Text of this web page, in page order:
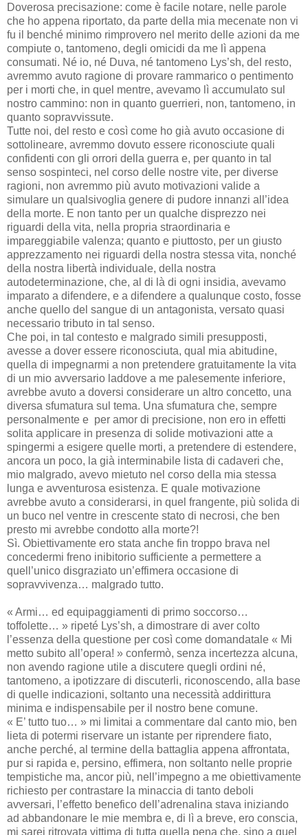
Doverosa precisazione: come è facile notare, nelle parole
che ho appena riportato, da parte della mia mecenate non vi
fu il benché minimo rimprovero nel merito delle azioni da me
compiute o, tantomeno, degli omicidi da me lì appena
consumati. Né io, né Duva, né tantomeno Lys’sh, del resto,
avremmo avuto ragione di provare rammarico o pentimento
per i morti che, in quel mentre, avevamo lì accumulato sul
nostro cammino: non in quanto guerrieri, non, tantomeno, in
quanto sopravvissute.
Tutte noi, del resto e così come ho già avuto occasione di
sottolineare, avremmo dovuto essere riconosciute quali
confidenti con gli orrori della guerra e, per quanto in tal
senso sospinteci, nel corso delle nostre vite, per diverse
ragioni, non avremmo più avuto motivazioni valide a
simulare un qualsivoglia genere di pudore innanzi all’idea
della morte. E non tanto per un qualche disprezzo nei
riguardi della vita, nella propria straordinaria e
impareggiabile valenza; quanto e piuttosto, per un giusto
apprezzamento nei riguardi della nostra stessa vita, nonché
della nostra libertà individuale, della nostra
autodeterminazione, che, al di là di ogni insidia, avevamo
imparato a difendere, e a difendere a qualunque costo, fosse
anche quello del sangue di un antagonista, versato quasi
necessario tributo in tal senso.
Che poi, in tal contesto e malgrado simili presupposti,
avesse a dover essere riconosciuta, qual mia abitudine,
quella di impegnarmi a non pretendere gratuitamente la vita
di un mio avversario laddove a me palesemente inferiore,
avrebbe avuto a doversi considerare un altro concetto, una
diversa sfumatura sul tema. Una sfumatura che, sempre
personalmente e per amor di precisione, non ero in effetti
solita applicare in presenza di solide motivazioni atte a
spingermi a esigere quelle morti, a pretendere di estendere,
ancora un poco, la già interminabile lista di cadaveri che,
mio malgrado, avevo mietuto nel corso della mia stessa
lunga e avventurosa esistenza. E quale motivazione
avrebbe avuto a considerarsi, in quel frangente, più solida di
un buco nel ventre in crescente stato di necrosi, che ben
presto mi avrebbe condotto alla morte?!
Sì. Obiettivamente ero stata anche fin troppo brava nel
concedermi freno inibitorio sufficiente a permettere a
quell’unico disgraziato un’effimera occasione di
sopravvivenza… malgrado tutto.
« Armi… ed equipaggiamenti di primo soccorso…
toffolette… » ripeté Lys’sh, a dimostrare di aver colto
l’essenza della questione per così come domandatale « Mi
metto subito all’opera! » confermò, senza incertezza alcuna,
non avendo ragione utile a discutere quegli ordini né,
tantomeno, a ipotizzare di discuterli, riconoscendo, alla base
di quelle indicazioni, soltanto una necessità addirittura
minima e indispensabile per il nostro bene comune.
« E’ tutto tuo… » mi limitai a commentare dal canto mio, ben
lieta di potermi riservare un istante per riprendere fiato,
anche perché, al termine della battaglia appena affrontata,
pur si rapida e, persino, effimera, non soltanto nelle proprie
tempistiche ma, ancor più, nell’impegno a me obiettivamente
richiesto per contrastare la minaccia di tanto deboli
avversari, l’effetto benefico dell’adrenalina stava iniziando
ad abbandonare le mie membra e, di lì a breve, ero conscia,
mi sarei ritrovata vittima di tutta quella pena che, sino a quel